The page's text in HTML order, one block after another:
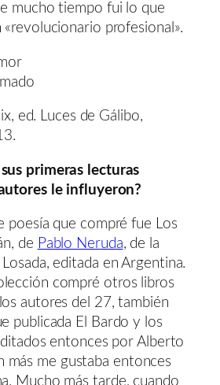
mucho tiempo fui lo que
«revolucionario profesional».
ed. Luces de Gálibo,
primeras lecturas
le influyeron?
poesía que compré fue Los
de Pablo Neruda, de la
editada en Argentina.
compré otros libros
autores del 27, también
publicada El Bardo y los
entonces por Alberto
más me gustaba entonces
Mucho más tarde, cuando